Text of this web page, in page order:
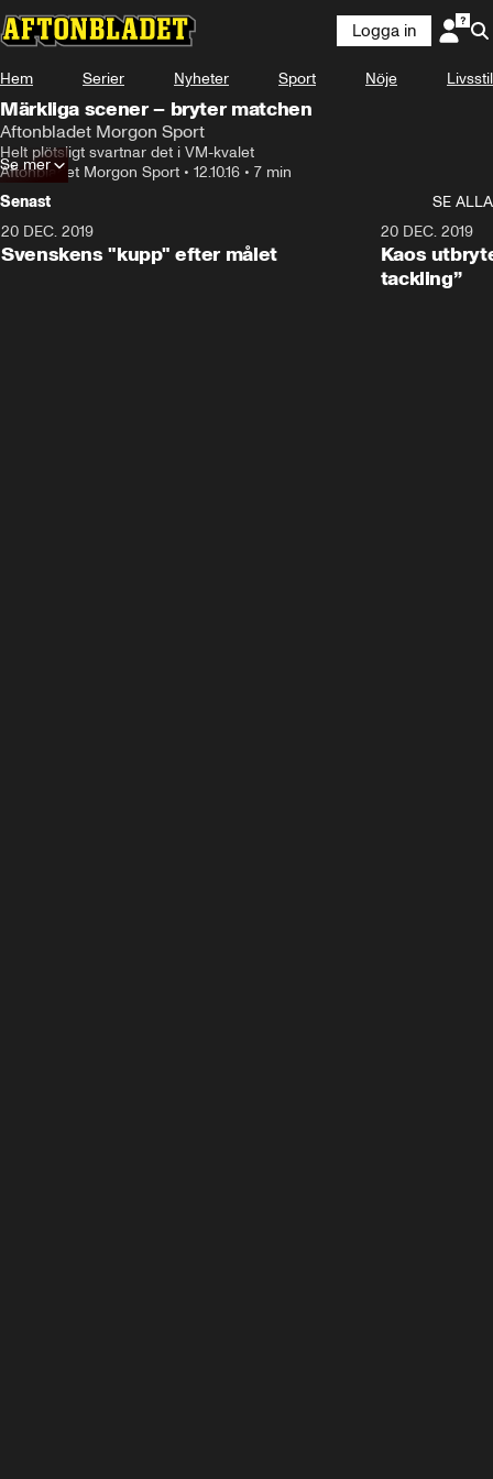
Logga in
Hem Serier Nyheter Sport Nöje Livsstil
Märkliga scener – bryter matchen
Aftonbladet Morgon Sport
Helt plötsligt svartnar det i VM-kvalet
Aftonbladet Morgon Sport • 12.10.16 • 7 min
Se mer
Senast
SE ALLA
20 DEC. 2019
Svenskens "kupp" efter målet
20 DEC. 2019
Kaos
tackling”